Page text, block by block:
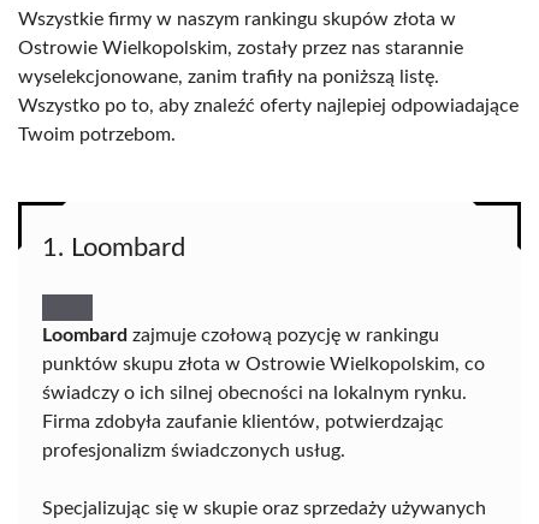
Wszystkie firmy w naszym rankingu skupów złota w
Ostrowie Wielkopolskim, zostały przez nas starannie
wyselekcjonowane, zanim trafiły na poniższą listę.
Wszystko po to, aby znaleźć oferty najlepiej odpowiadające
Twoim potrzebom.
1. Loombard
Loombard zajmuje czołową pozycję w rankingu
punktów skupu złota w Ostrowie Wielkopolskim, co
świadczy o ich silnej obecności na lokalnym rynku.
Firma zdobyła zaufanie klientów, potwierdzając
profesjonalizm świadczonych usług.
Specjalizując się w skupie oraz sprzedaży używanych